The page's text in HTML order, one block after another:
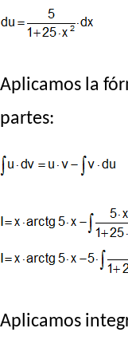
Aplicamos la
partes:
Aplicamos